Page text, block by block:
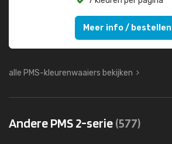
Meer info / bestellen
alle PMS-kleurenwaaiers bekijken
Andere PMS 2-serie(577)